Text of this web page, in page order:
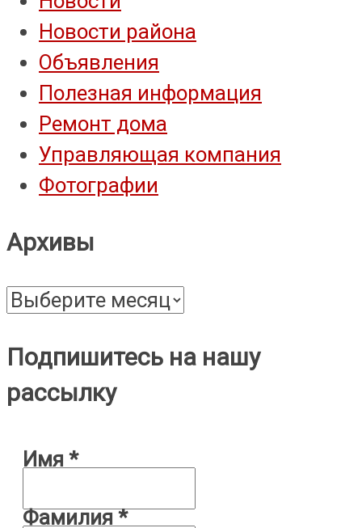
Новости района
Объявления
Полезная информация
Ремонт дома
Управляющая компания
Фотографии
Архивы
Архивы
Подпишитесь на нашу
рассылку
Имя *
Фамилия*